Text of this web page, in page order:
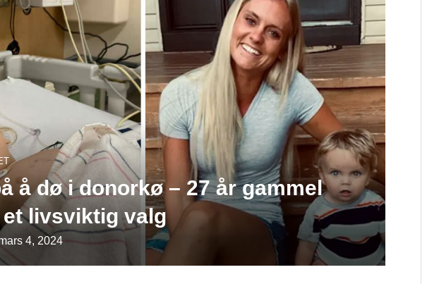
å dø i donorkø – 27 år gammel
livsviktig valg
4, 2024